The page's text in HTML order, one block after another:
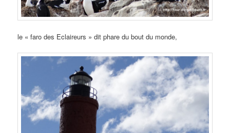
le « faro des Eclaireurs » dit phare du bout du monde,